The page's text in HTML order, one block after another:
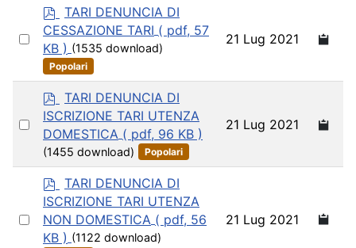
Select
item
p
d
f
TARI DENUNCIA DI
CESSAZIONE TARI ( pdf, 57
KB ) (1535 download)
Popolari
21 Lug 2021
Select
p
d
f
TARI DENUNCIA DI
ISCRIZIONE TARI UTENZA
DOMESTICA ( pdf, 96 KB )
(1455 download) Popolari
21 Lug 2021
Select
p
d
f
TARI DENUNCIA DI
ISCRIZIONE TARI UTENZA
NON DOMESTICA ( pdf, 56
KB ) (1122 download)
21 Lug 2021